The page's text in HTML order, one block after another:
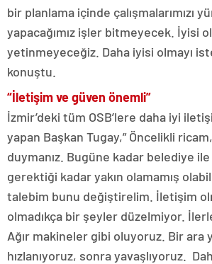
bir planlama içinde çalışmalarımızı
yapacağımız işler bitmeyecek. İyisi
yetinmeyeceğiz. Daha iyisi olmayı
konuştu.
“İletişim ve güven önemli”
İzmir’deki tüm OSB’lere daha iyi
yapan Başkan Tugay,” Öncelikli
duymanız. Bugüne kadar belediye ile
gerektiği kadar yakın olamamış
talebim bunu değiştirelim. İletişim
olmadıkça bir şeyler düzelmiyor.
Ağır makineler gibi oluyoruz. Bir ara
hızlanıyoruz, sonra yavaşlıyoruz.